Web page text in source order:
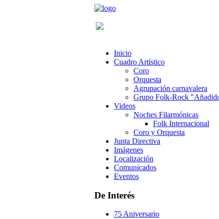
Inicio
Cuadro Artístico
Coro
Orquesta
Agrupación carnavalera
Grupo Folk-Rock
Videos
Noches Filarmónicas
Folk Internacional
Coro y Orquesta
Junta Directiva
Imágenes
Localización
Comunicados
Eventos
De Interés
75 Aniversario